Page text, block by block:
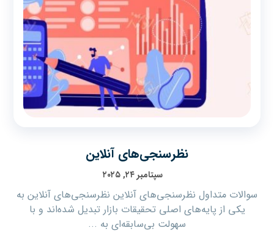
نظرسنجی‌های آنلاین
سپتامبر ۲۴, ۲۰۲۵
سوالات متداول نظرسنجی‌های آنلاین نظرسنجی‌های آنلاین به
یکی از پایه‌های اصلی تحقیقات بازار تبدیل شده‌اند و با
سهولت بی‌سابقه‌ای به ...